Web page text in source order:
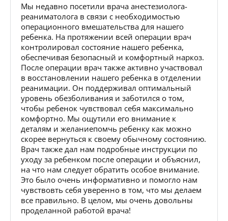
Мы недавно посетили врача анестезиолога-
реаниматолога в связи с необходимостью
операционного вмешательства для нашего
ребенка. На протяжении всей операции врач
контролировал состояние нашего ребенка,
обеспечивая безопасный и комфортный наркоз.
После операции врач также активно участвовал
в восстановлении нашего ребенка в отделении
реанимации. Он поддерживал оптимальный
уровень обезболивания и заботился о том,
чтобы ребенок чувствовал себя максимально
комфортно. Мы ощутили его внимание к
деталям и желаниепомчь ребенку как можно
скорее вернуться к своему обычному состоянию.
Врач также дал нам подробные инструкции по
уходу за ребенком после операции и объяснил,
на что нам следует обратить особое внимание.
Это было очень информативно и помогло нам
чувствовть себя уверенно в том, что мы делаем
все правильно. В целом, мы очень довольны
проделанной работой врача!